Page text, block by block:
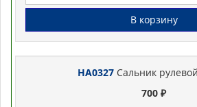
В корзину
HA0327 Сальник
700 ₽